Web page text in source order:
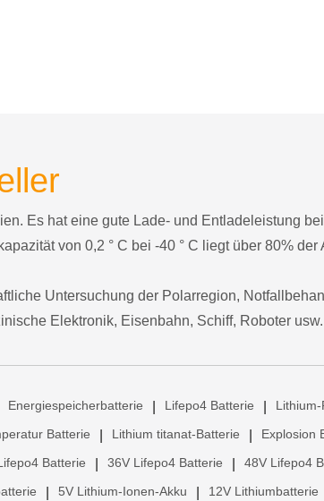
Es hat eine gute Lade- und Entladeleistung
von 0,2 ° C bei -40 ° C liegt über 80% der
Untersuchung der Polarregion,
Elektronik, Eisenbahn, Schiff, Roboter usw.
Energiespeicherbatterie Lifepo4 Batterie
Batterie Lithium titanat-Batterie Explosion
Batterie 36V Lifepo4 Batterie 48V Lifepo4
5V Lithium-Ionen-Akku 12V Lithiumbatterie